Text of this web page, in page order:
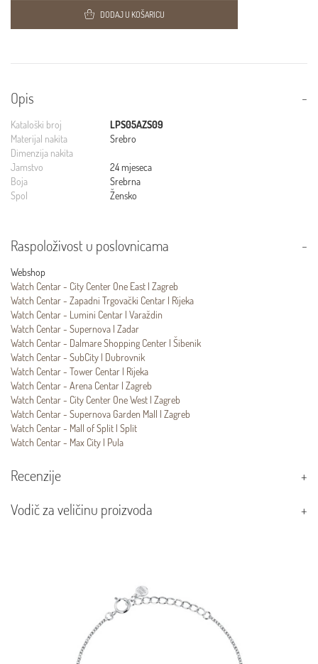
DODAJ U KOŠARICU
Opis
Kataloški broj
LPS05AZS09
Materijal nakita
Srebro
Dimenzija nakita
Jamstvo
24 mjeseca
Boja
Srebrna
Spol
Žensko
Raspoloživost u poslovnicama
Webshop
Watch Centar - City Center One East | Zagreb
Watch Centar - Zapadni Trgovački Centar | Rijeka
Watch Centar - Lumini Centar | Varaždin
Watch Centar - Supernova | Zadar
Watch Centar - Dalmare Shopping Center | Šibenik
Watch Centar - SubCity | Dubrovnik
Watch Centar - Tower Centar | Rijeka
Watch Centar - Arena Centar | Zagreb
Watch Centar - City Center One West | Zagreb
Watch Centar - Supernova Garden Mall | Zagreb
Watch Centar - Mall of Split | Split
Watch Centar - Max City | Pula
Recenzije
Vodič za veličinu proizvoda